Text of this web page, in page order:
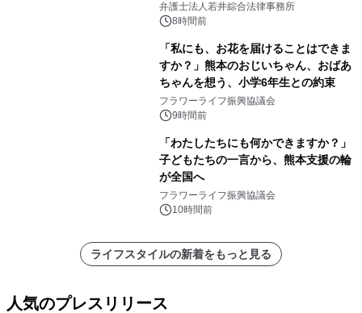
弁護士法人若井綜合法律事務所
8時間前
「私にも、お花を届けることはできま
すか？」熊本のおじいちゃん、おばあ
ちゃんを想う、小学6年生との約束
フラワーライフ振興協議会
9時間前
「わたしたちにも何かできますか？」
子どもたちの一言から、熊本支援の輪
が全国へ
フラワーライフ振興協議会
10時間前
ライフスタイルの新着をもっと見る
人気のプレスリリース